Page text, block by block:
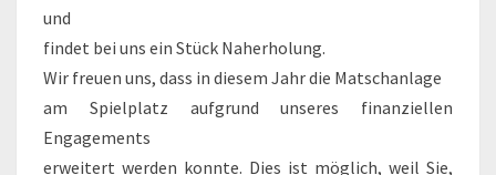
und
findet bei uns ein Stück Naherholung.
Wir freuen uns, dass in diesem Jahr die Matschanlage
am Spielplatz aufgrund unseres finanziellen
Engagements
erweitert werden konnte. Dies ist möglich, weil Sie,